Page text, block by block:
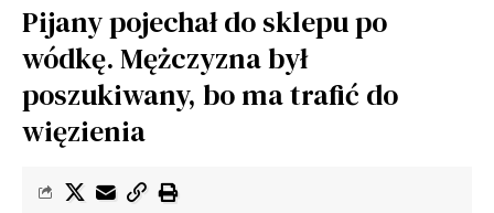
Pijany pojechał do sklepu po
wódkę. Mężczyzna był
poszukiwany, bo ma trafić do
więzienia